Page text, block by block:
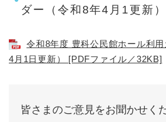
ダー（令和8年4月1更新）
令和8年度 豊科公民館ホール利
4月1日更新） [PDFファイル／32KB]
皆さまのご意見をお聞かせく